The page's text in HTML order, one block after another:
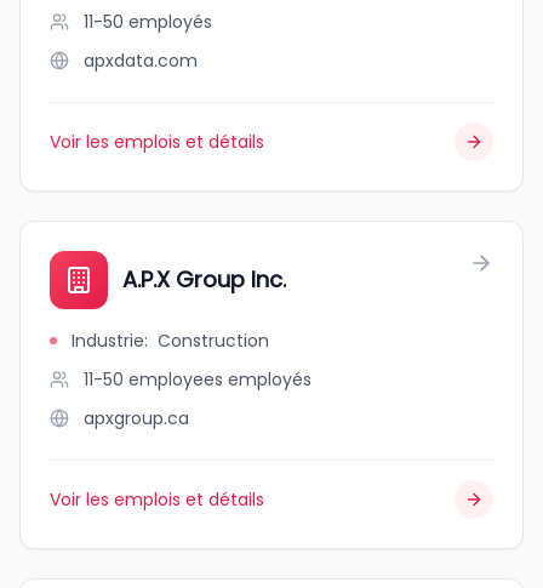
11-50 employés
apxdata.com
Voir les emplois et détails
A.P.X Group Inc.
Industrie: Construction
11-50 employees employés
apxgroup.ca
Voir les emplois et détails